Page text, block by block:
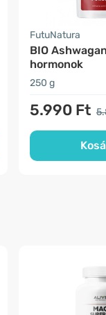
FutuNatura
BIO
hormonok
250 g
5.990 Ft